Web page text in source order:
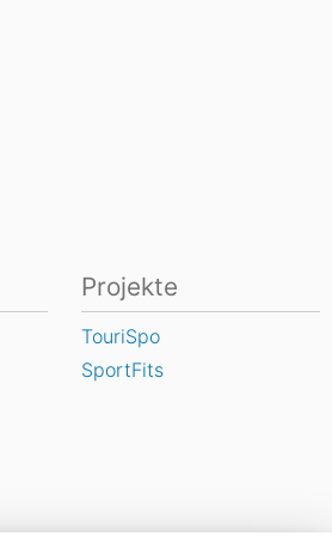
Projekte
TouriSpo
SportFits